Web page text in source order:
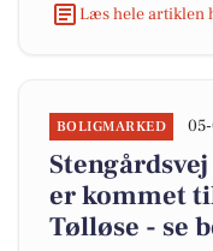
Læs hele artiklen
BOLIGMARKED
er kommet
Tølløse - se